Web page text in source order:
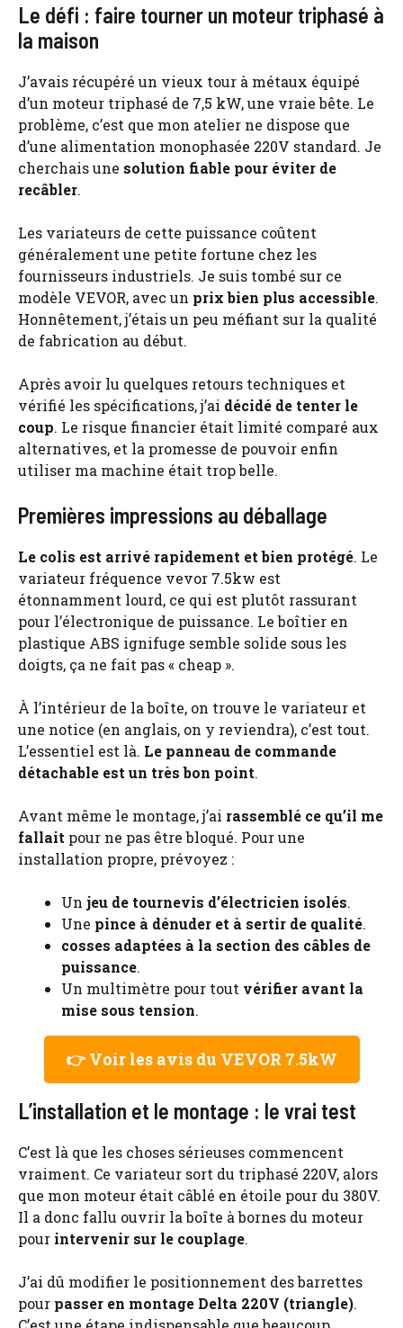
Le défi : faire tourner un moteur triphasé à
la maison
J’avais récupéré un vieux tour à métaux équipé
d’un moteur triphasé de 7,5 kW, une vraie bête. Le
problème, c’est que mon atelier ne dispose que
d’une alimentation monophasée 220V standard. Je
cherchais une solution fiable pour éviter de
recâbler.
Les variateurs de cette puissance coûtent
généralement une petite fortune chez les
fournisseurs industriels. Je suis tombé sur ce
modèle VEVOR, avec un prix bien plus accessible.
Honnêtement, j’étais un peu méfiant sur la qualité
de fabrication au début.
Après avoir lu quelques retours techniques et
vérifié les spécifications, j’ai décidé de tenter le
coup. Le risque financier était limité comparé aux
alternatives, et la promesse de pouvoir enfin
utiliser ma machine était trop belle.
Premières impressions au déballage
Le colis est arrivé rapidement et bien protégé. Le
variateur fréquence vevor 7.5kw est
étonnamment lourd, ce qui est plutôt rassurant
pour l’électronique de puissance. Le boîtier en
plastique ABS ignifuge semble solide sous les
doigts, ça ne fait pas « cheap ».
À l’intérieur de la boîte, on trouve le variateur et
une notice (en anglais, on y reviendra), c’est tout.
L’essentiel est là. Le panneau de commande
détachable est un très bon point.
Avant même le montage, j’ai rassemblé ce qu’il me
fallait pour ne pas être bloqué. Pour une
installation propre, prévoyez :
Un jeu de tournevis d’électricien isolés.
Une pince à dénuder et à sertir de qualité.
cosses adaptées à la section des câbles de
puissance.
Un multimètre pour tout vérifier avant la
mise sous tension.
👉 Voir les avis du VEVOR 7.5kW
L’installation et le montage : le vrai test
C’est là que les choses sérieuses commencent
vraiment. Ce variateur sort du triphasé 220V, alors
que mon moteur était câblé en étoile pour du 380V.
Il a donc fallu ouvrir la boîte à bornes du moteur
pour intervenir sur le couplage.
J’ai dû modifier le positionnement des barrettes
pour passer en montage Delta 220V (triangle).